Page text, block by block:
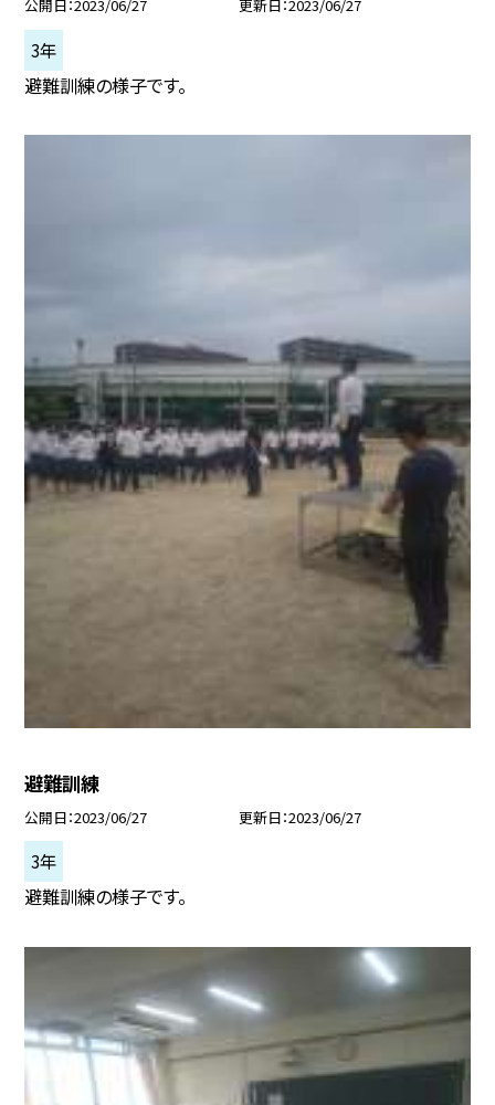
公開日 2023/06/27 更新日 2023/06/27
3年
避難訓練の様子です。
避難訓練
公開日 2023/06/27 更新日 2023/06/27
3年
避難訓練の様子です。